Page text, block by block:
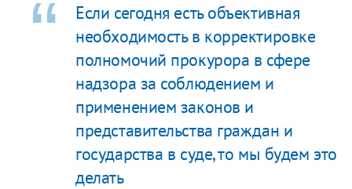
Если сегодня есть объективная
необходимость в корректировке
полномочий прокурора в сфере
надзора за соблюдением и
применением законов и
представительства граждан и
государства в суде, то мы будем это
делать